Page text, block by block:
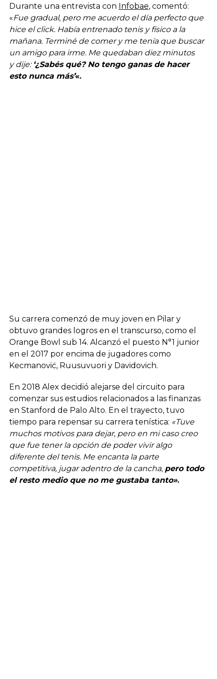
Durante una entrevista con Infobae, comentó:
«Fue gradual, pero me acuerdo el día perfecto que
hice el click. Había entrenado tenis y físico a la
mañana. Terminé de comer y me tenía que buscar
un amigo para irme. Me quedaban diez minutos
y dije: ‘¿Sabés qué? No tengo ganas de hacer
esto nunca más’«.
Su carrera comenzó de muy joven en Pilar y
obtuvo grandes logros en el transcurso, como el
Orange Bowl sub 14. Alcanzó el puesto N°1 junior
en el 2017 por encima de jugadores como
Kecmanović, Ruusuvuori y Davidovich.
En 2018 Alex decidió alejarse del circuito para
comenzar sus estudios relacionados a las finanzas
en Stanford de Palo Alto. En el trayecto, tuvo
tiempo para repensar su carrera tenística: «Tuve
muchos motivos para dejar, pero en mi caso creo
que fue tener la opción de poder vivir algo
diferente del tenis. Me encanta la parte
competitiva, jugar adentro de la cancha, pero todo
el resto medio que no me gustaba tanto».